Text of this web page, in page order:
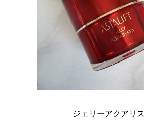
ジェリーアクアリ